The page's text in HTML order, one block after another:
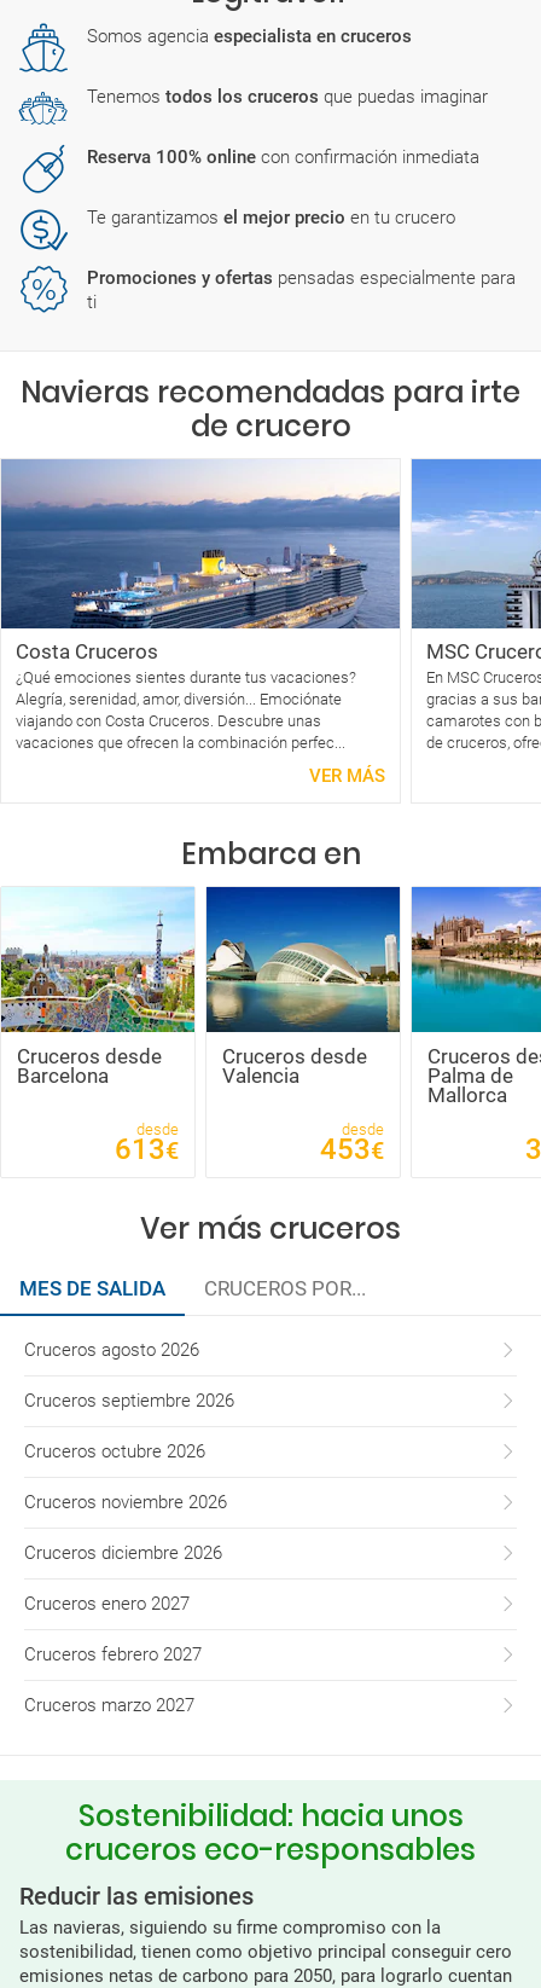
Somos agencia especialista en cruceros
Tenemos todos los cruceros que puedas imaginar
Reserva 100% online con confirmación inmediata
Te garantizamos el mejor precio en tu crucero
Promociones y ofertas pensadas especialmente para
ti
Navieras recomendadas para irte
de crucero
Costa Cruceros
¿Qué emociones sientes durante tus vacaciones?
Alegría, serenidad, amor, diversión... Emociónate
viajando con Costa Cruceros. Descubre unas
vacaciones que ofrecen la combinación perfec...
VER MÁS
MSC
En MSC
gracias a sus
camarotes con
de cruceros,
Embarca en
Cruceros desde
Barcelona
desde
613€
Cruceros desde
Valencia
desde
453€
Cruceros
Palma de
Mallorca
Ver más cruceros
MES DE SALIDA CRUCEROS POR...
Cruceros agosto 2026
Cruceros septiembre 2026
Cruceros octubre 2026
Cruceros noviembre 2026
Cruceros diciembre 2026
Cruceros enero 2027
Cruceros febrero 2027
Cruceros marzo 2027
Sostenibilidad: hacia unos
cruceros eco-responsables
Reducir las emisiones
Las navieras, siguiendo su firme compromiso con la
sostenibilidad, tienen como objetivo principal conseguir cero
emisiones netas de carbono para 2050, para lograrlo cuentan